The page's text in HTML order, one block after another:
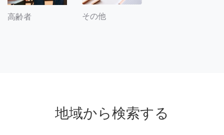
高齢者 その他
地域から検索する